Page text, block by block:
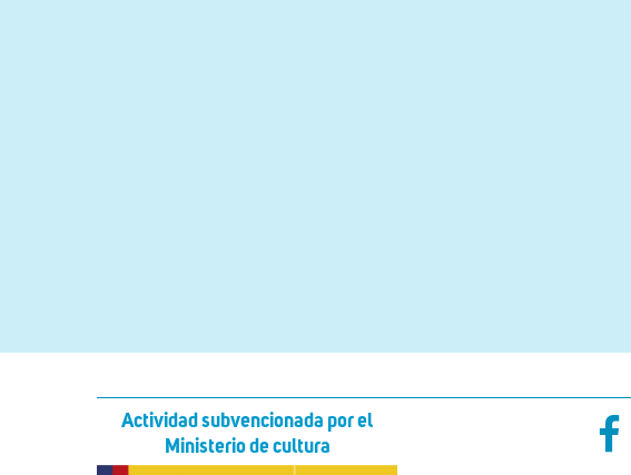
Actividad subvencionada por el
Ministerio de cultura